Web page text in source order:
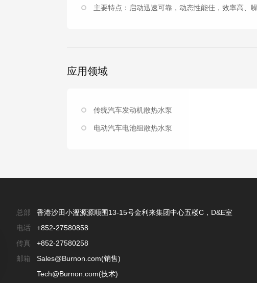
主要特点：启动迅速可靠，动态性能佳，效率高、
应用领域
传统汽车发动机散热水泵
电动汽车电池组散热水泵
总部
香港沙田小瀝源源顺围13-15号金利来集团中心五楼C，D&E室
电话
+852-27580858
传真
+852-27580258
邮箱
Sales@Burnon.com(销售)
Tech@Burnon.com(技术)